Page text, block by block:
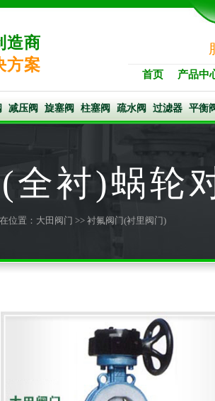
造商
方案
首页 产品中
减压阀 旋塞阀 柱塞阀 疏水阀 过滤器 平衡
衬)蜗轮
位置： 大田阀门 >> 衬氟阀门(衬里阀门)